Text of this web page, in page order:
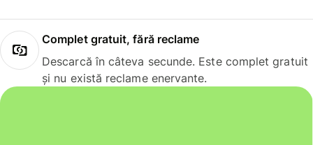
Complet gratuit, fără reclame
Descarcă în câteva secunde. Este complet gratuit
și nu există reclame enervante.